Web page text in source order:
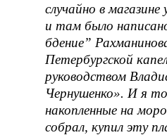
случайно в магазине
и там было
бдение”
Петербургской
руководством
Чернушенко». И я
накопленные на
собрал, купил эту